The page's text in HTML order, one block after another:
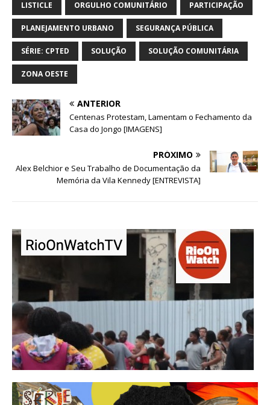
LISTICLE ORGULHO COMUNITÁRIO PARTICIPAÇÃO
PLANEJAMENTO URBANO SEGURANÇA PÚBLICA
SÉRIE: CPTED SOLUÇÃO SOLUÇÃO COMUNITÁRIA
ZONA OESTE
ANTERIOR
Centenas Protestam, Lamentam o Fechamento da
Casa do Jongo [IMAGENS]
PRÓXIMO
Alex Belchior e Seu Trabalho de Documentação da
Memória da Vila Kennedy [ENTREVISTA]